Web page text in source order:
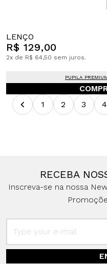
LENÇO
R$ 129,00
2x de R$ 64,50 sem juros.
PUPILA
1
2 3 4
RECEBA
Inscreva-se na nossa